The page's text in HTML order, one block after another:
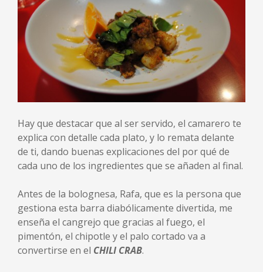
Hay que destacar que al ser servido, el camarero te
explica con detalle cada plato, y lo remata delante
de ti, dando buenas explicaciones del por qué de
cada uno de los ingredientes que se añaden al final.
Antes de la bolognesa, Rafa, que es la persona que
gestiona esta barra diabólicamente divertida, me
enseña el cangrejo que gracias al fuego, el
pimentón, el chipotle y el palo cortado va a
convertirse en el CHILI CRAB.